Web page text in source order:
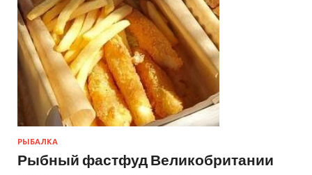
РЫБАЛКА
Рыбный фастфуд Великобритании